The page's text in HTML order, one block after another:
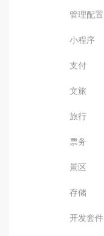
管理配置
小程序
支付
文旅
旅行
票务
景区
存储
开发套件